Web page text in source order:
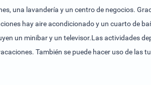
una lavandería y un centro de negocios.
hay aire acondicionado y un cuarto de
un minibar y un televisor.Las actividades
También se puede hacer uso de las